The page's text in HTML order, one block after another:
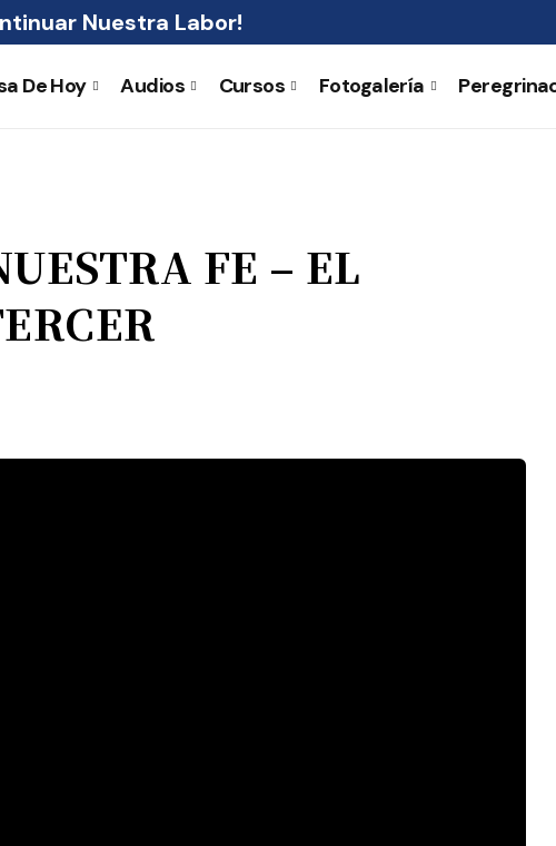
Nuestra Labor!
De Hoy Audios Cursos Fotogalería
FE – EL